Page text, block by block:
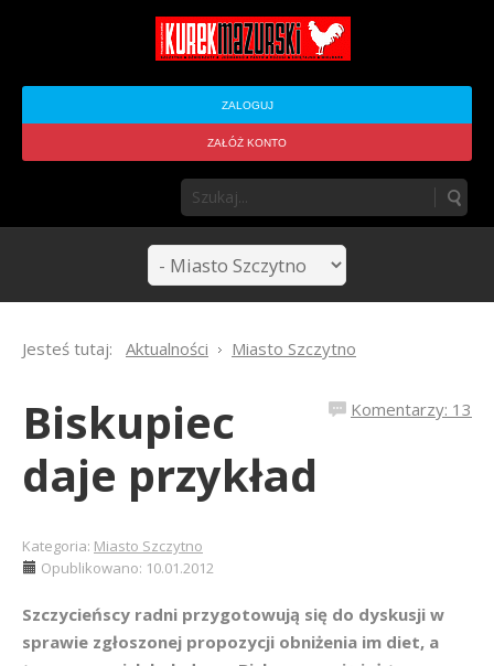
ZALOGUJ
ZAŁÓŻ KONTO
Jesteś tutaj: Aktualności Miasto Szczytno
Komentarzy: 13
Biskupiec
daje przykład
Kategoria: Miasto Szczytno
Opublikowano: 10.01.2012
Szczycieńscy radni przygotowują się do dyskusji w
sprawie zgłoszonej propozycji obniżenia im diet, a